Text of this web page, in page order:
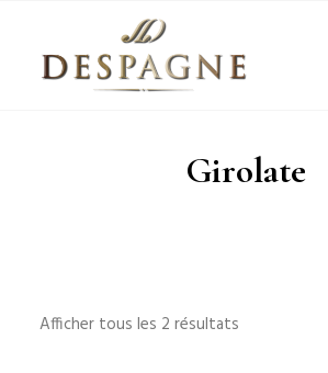
Login / Register
Girolate
Afficher tous les 2 résultats